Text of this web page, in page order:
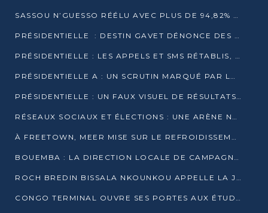
SASSOU N’GUESSO RÉÉLU AVEC PLUS DE 94,82% DES VOIX
PRÉSIDENTIELLE : DESTIN GAVET DÉNONCE DES IRRÉGULARITÉS ET REVENDIQUE LA VICTOIRE
PRÉSIDENTIELLE : LES APPELS ET SMS RÉTABLIS, INTERNET RESTE BLOQUÉ
PRÉSIDENTIELLE A : UN SCRUTIN MARQUÉ PAR LA COUPURE D’INTERNET ET UNE AFFLUENCE TIMIDE À BRAZZAVILLE
PRÉSIDENTIELLE : UN FAUX VISUEL DE RÉSULTATS CIRCULE
RÉSEAUX SOCIAUX ET ÉLECTIONS : UNE ARÈNE NUMÉRIQUE EN PLEINE MUTATION AU CONGO
À FREETOWN, MEER MISE SUR LE REFROIDISSEMENT PASSIF FACE À LA CHALEUR EXTRÊME
BOUEMBA : LA DIRECTION LOCALE DE CAMPAGNE DE DENIS SASSOU N’GUESSO MULTIPLIE LES ACTIVITÉS DE MOBILISATION
ROCH BREDIN BISSALA NKOUNKOU APPELLE LA JEUNESSE DE GOMA TSÉ-TSÉ À UN VOTE MASSIF POUR DENIS SASSOU NGUESSO
CONGO TERMINAL OUVRE SES PORTES AUX ÉTUDIANTS EN TRANSPORT ET LOGISTIQUE